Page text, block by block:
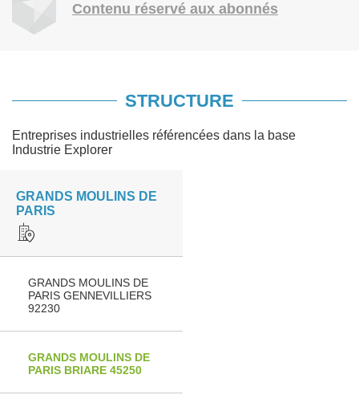
Contenu réservé aux abonnés
STRUCTURE
Entreprises industrielles référencées dans la base
Industrie Explorer
GRANDS MOULINS DE
PARIS
GRANDS MOULINS DE
PARIS GENNEVILLIERS
92230
GRANDS MOULINS DE
PARIS BRIARE 45250